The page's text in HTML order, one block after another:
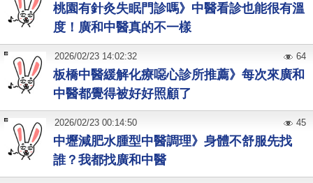
桃園有針灸失眠門診嗎》中醫看診也能很有溫
度！廣和中醫真的不一樣
板橋中醫緩解化療噁心診所推薦》每次來廣和
中醫都覺得被好好照顧了
2026/02/23 14:02:32 64
中壢減肥水腫型中醫調理》身體不舒服先找
誰？我都找廣和中醫
2026/02/23 00:14:50 45